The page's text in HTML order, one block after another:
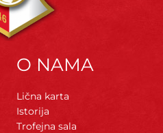
O NAMA
Lična karta
Istorija
Trofejna sala